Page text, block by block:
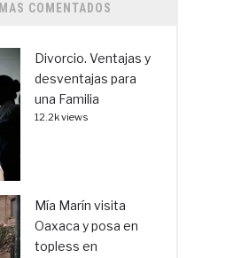
MAS COMENTADOS
Divorcio. Ventajas y
desventajas para
una Familia
12.2k views
Mía Marín visita
Oaxaca y posa en
topless en